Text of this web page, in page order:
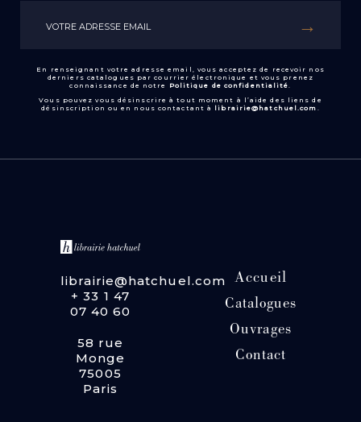
En renseignant votre adresse email, vous acceptez de recevoir nos
derniers catalogues par courrier électronique et vous prenez
connaissance de notre
Politique de confidentialité.
Vous pouvez vous désinscrire à tout moment à l’aide des liens de
désinscription ou en nous contactant à librairie@hatchuel.com .
librairie@hatchuel.com
+ 33 1 47
07 40 60
58 rue
Monge
75005
Paris
Accueil
Catalogues
Ouvrages
Contact